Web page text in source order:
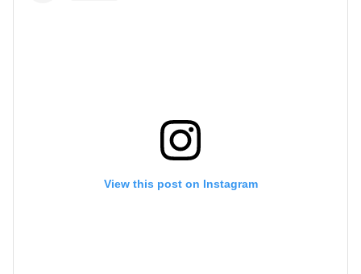
View this post on Instagram